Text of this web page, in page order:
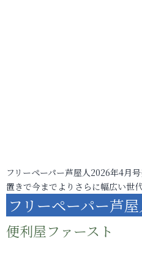
フリーペーパー芦屋人2026年4月
置きで今までよりさらに幅広い世
フリーペーパー芦
便利屋ファースト